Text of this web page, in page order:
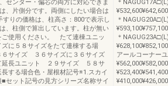
センター・偏芯の両方に対応できま
、片側分です。両側にしたい場合は
りの価格は、柱高さ：800で表示し
、柱側で算出しています。柱が無い
ご使用ください。 たて連棟ユニッ
に５８サイズをたて連棟する場
サイズ ３６サイズに３６サイズ
延長ユニット ２９サイズ ５８サ
する場合色・屋根材記号※1.スカイ
セット記号の見方シリーズ名称サイ
＊
＊
＊
アールコーナー